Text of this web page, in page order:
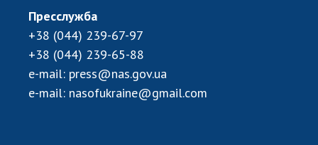
трансфер технологій в наукових установах
Наукові об'єкти, що становлять національне
надбання
Центри колективного користування
науковими приладами НАН України
Оцінювання ефективності діяльності
Пресслужба
+38 (044) 239-67-97
+38 (044) 239-65-88
e-mail: press@nas.gov.ua
e-mail: nasofukraine@gmail.com